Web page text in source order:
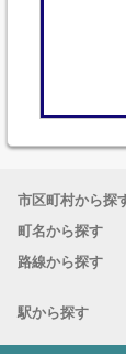
市区町村から探
町名から探す
路線から探す
駅から探す